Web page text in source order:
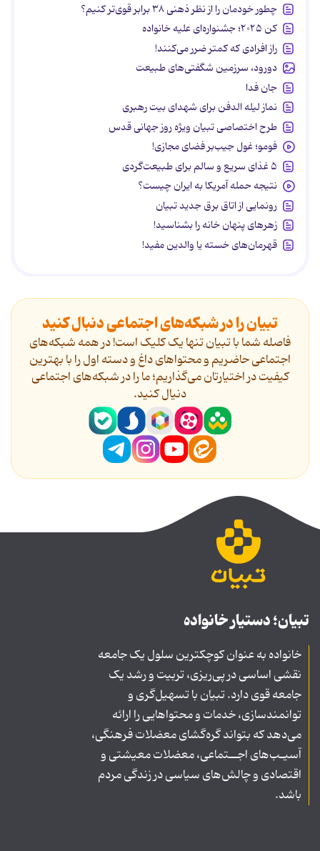
چطور خودمان را از نظر ذهنی ۳۸ برابر قوی‌تر کنیم؟
کن ۲۰۲۵؛ جشنواره‌ای علیه خانواده
راز افرادی که کمتر ضرر می‌کنند!
دورود، سرزمین شگفتی‌های طبیعت
جان فدا
نماز لیله الدفن برای شهدای بیت رهبری
طرح اختصاصی تبیان ویژه روز جهانی قدس
فومو؛ غول جیب‌بر فضای مجازی!
۵ غذای سریع و سالم برای طبیعت‌گردی
نتیجه حمله آمریکا به ایران چیست؟
رونمایی از اتاق برق جدید تبیان
زهرهای پنهان خانه را بشناسید!
قهرمان‌های خسته یا والدین مفید!
تبیان را در شبکه‌های اجتماعی دنبال کنید
فاصله شما با تبیان تنها یک کلیک است! در همه شبکه‌های
اجتماعی حاضریم و محتواهای داغ و دسته اول را با بهترین
کیفیت در اختیارتان می‌گذاریم؛ ما را در شبکه‌های اجتماعی
دنیال کنید.
تبیان؛ دستیار خانواده
خانواده به عنوان کوچکترین سلول یک جامعه
نقشی اساسی در پی‌ریزی، تربیت و رشد یک
جامعه قوی دارد. تبیان با تسهیل‌گری و
توانمندسازی، خدمات و محتواهایی را ارائه
می‌دهد که بتواند گره‌گشای معضلات فرهنگی،
آسیـب‌های اجــتماعی، معضلات معیشتی و
اقتصادی و چالش‌های سیاسی در زندگی مردم
باشد.